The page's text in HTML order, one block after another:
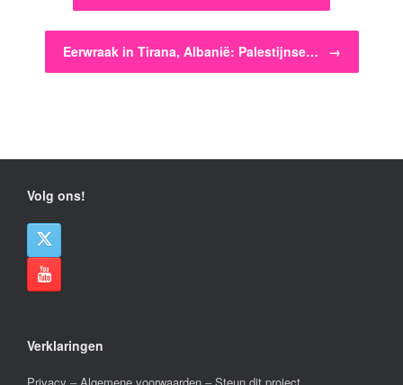
Eerwraak in Tirana, Albanië: Palestijnse… →
Volg ons!
Verklaringen